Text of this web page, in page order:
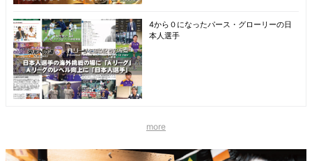
4から０になったパース・グローリーの日
本人選手
more